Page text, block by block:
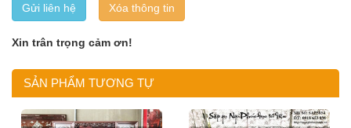
Gửi liên hệ
Xin trân trọng cảm ơn!
SẢN PHẨM TƯƠNG TỰ